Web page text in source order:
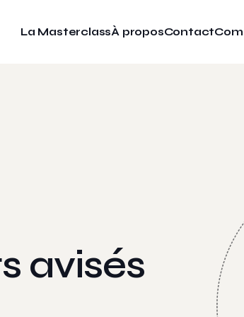
La MasterclassÀ proposContact
avisés